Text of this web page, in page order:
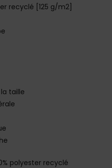
recyclé [125 g/m2]
taille
polyester recyclé